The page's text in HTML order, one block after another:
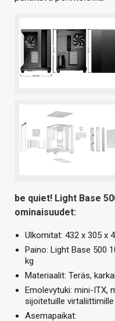
be quiet! Light Base
ominaisuudet:
Ulkomitat: 432 x 305 x
Paino: Light Base 500
kg
Materiaalit: Teräs,
Emolevytuki: mini-ITX,
sijoitetuille virtaliittimille
Asemapaikat: